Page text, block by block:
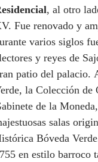
, al otro
Fue renovado y
varios siglos
y reyes de
patio del palacio.
la Colección de
de la
salas
Bóveda
en estilo barroco